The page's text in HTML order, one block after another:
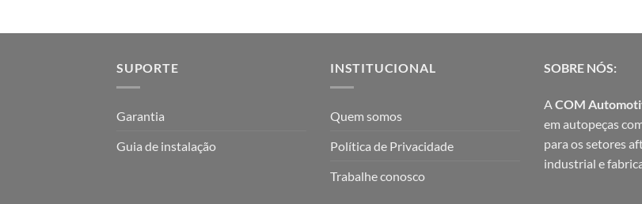
SUPORTE
Garantia
Guia de instalação
INSTITUCIONAL
Quem somos
Política de Privacidade
Trabalhe conosco
SOBRE NÓS:
A COM
em autopeças
para os setores
industrial e